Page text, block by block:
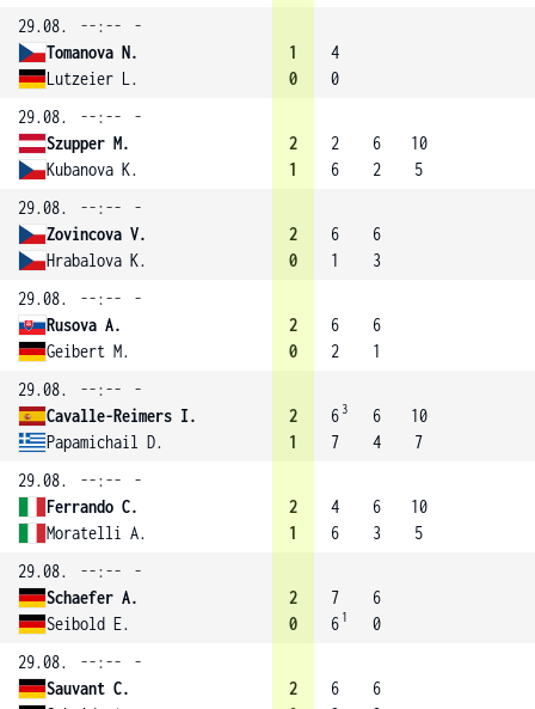
29.08.
--:--
-
Tomanova N.
Lutzeier L.
1
0
4
0
29.08.
--:--
-
Szupper M.
Kubanova K.
2
1
2
6
6
2
10
5
29.08.
--:--
-
Zovincova V.
Hrabalova K.
2
0
6
1
6
3
29.08.
--:--
-
Rusova A.
Geibert M.
2
0
6
2
6
1
29.08.
--:--
-
Cavalle-Reimers I.
Papamichail D.
2
1
6 3
7
6
4
10
7
29.08.
--:--
-
Ferrando C.
Moratelli A.
2
1
4
6
6
3
10
5
29.08.
--:--
-
Schaefer A.
Seibold E.
2
0
7
6 1
6
0
29.08.
--:--
-
Sauvant C.
2
6
6